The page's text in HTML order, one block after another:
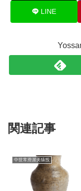
LINE
関連記事
中世常滑渥美猿投